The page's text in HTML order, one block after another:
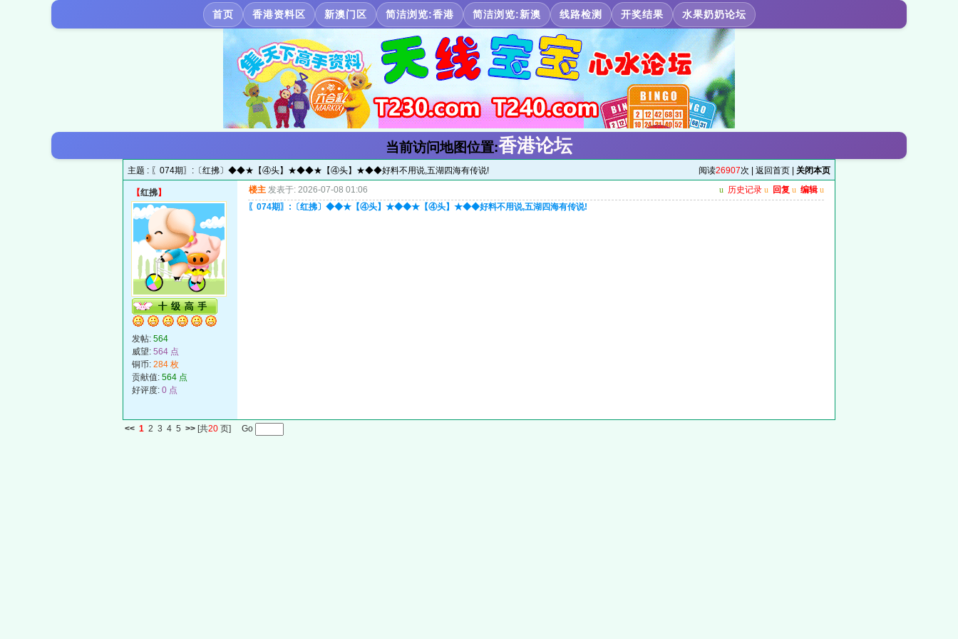
首页 香港资料区 新澳门区 简洁浏览:香港 简洁浏览:新澳 线路检测 开奖结果 水果奶奶论坛
当前访问地图位置:香港论坛
主题 : 〖074期〗:〔红拂〕◆◆★【④头】★◆◆★【④头】★◆◆好料不用说,五湖四海有传说! 阅读26907次 | 返回首页 关闭本页
【红拂】
发帖: 564
威望: 564 点
铜币: 284 枚
贡献值: 564 点
好评度: 0 点
楼主 发表于: 2026-07-08 01:06 u 历史记录 u 回复 u 编辑 u
〖074期〗:〔红拂〕◆◆★【④头】★◆◆★【④头】★◆◆好料不用说,五湖四海有传说!
<< 1 2 3 4 5 >> [共20 页] Go